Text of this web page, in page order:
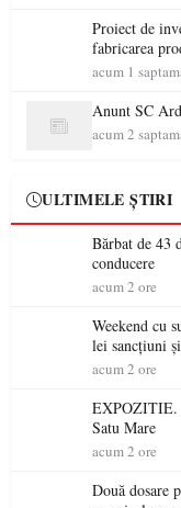
Proiect de
fabricarea
acum 1
Anunt SC
acum 2
ULTIMELE ȘTIRI
Bărbat de 43
conducere
acum 2 ore
Weekend cu
lei sancțiuni
acum 2 ore
EXPOZITIE.
Satu Mare
acum 2 ore
Două dosare